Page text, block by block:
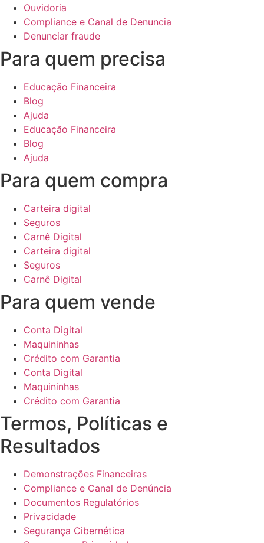
Ouvidoria
Compliance e Canal de Denuncia
Denunciar fraude
Para quem precisa
Educação Financeira
Blog
Ajuda
Educação Financeira
Blog
Ajuda
Para quem compra
Carteira digital
Seguros
Carnê Digital
Carteira digital
Seguros
Carnê Digital
Para quem vende
Conta Digital
Maquininhas
Crédito com Garantia
Conta Digital
Maquininhas
Crédito com Garantia
Termos, Políticas e
Resultados
Demonstrações Financeiras
Compliance e Canal de Denúncia
Documentos Regulatórios
Privacidade
Segurança Cibernética